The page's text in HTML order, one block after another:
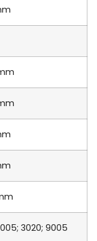
3020; 9005